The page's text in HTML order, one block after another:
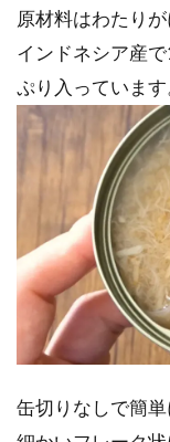
原材料はわたり
インドネシア産
ぷり入っています
缶切りなしで簡単